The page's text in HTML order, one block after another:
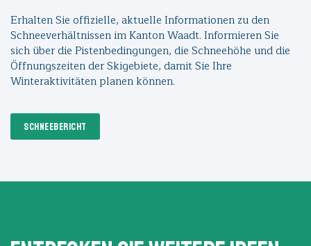
Erhalten Sie offizielle, aktuelle Informationen zu den
Schneeverhältnissen im Kanton Waadt. Informieren Sie
sich über die Pistenbedingungen, die Schneehöhe und die
Öffnungszeiten der Skigebiete, damit Sie Ihre
Winteraktivitäten planen können.
SCHNEEBERICHT